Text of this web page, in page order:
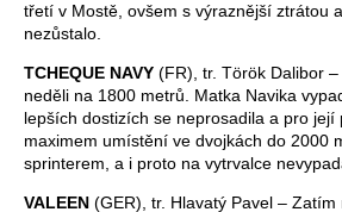
třetí v Mostě, ovšem s výraznější ztrátou
nezůstalo.
TCHEQUE NAVY (FR), tr. Török Dalibor
neděli na 1800 metrů. Matka Navika
lepších dostizích se neprosadila a pro její
maximem umístění ve dvojkách do 2000
sprinterem, a i proto na vytrvalce
VALEEN (GER), tr. Hlavatý Pavel –